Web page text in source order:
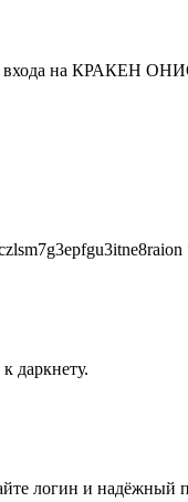
на КРАКЕН
даркнету.
логин и надёжный